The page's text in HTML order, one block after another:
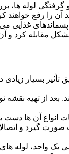
لوله ها،
را رفع
غذایی می
مقابله کرد و
بسیار زیادی
از تهیه نقشه
آن ها دست
صورت گیرد و
یک واحد، لوله